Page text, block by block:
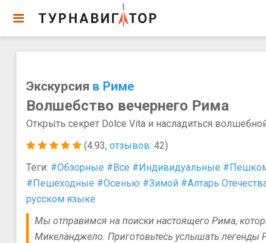
Экскурсия в Риме
Волшебство вечернего Рима
Открыть секрет Dolce Vita и насладиться
(4.93, отзывов: 42)
Теги: #Обзорные #Все #Индивидуальные
#Пешеходные #Осенью #Зимой #Алтарь
русском языке
Мы отправимся на поиски настоящего Рима,
Микеланджело. Приготовьтесь услышать легенды